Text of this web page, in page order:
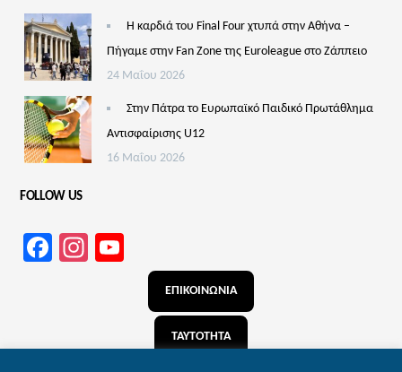
Η καρδιά του Final Four χτυπά στην Αθήνα –
Πήγαμε στην Fan Zone της Euroleague στο Ζάππειο
24 Μαΐου 2026
Στην Πάτρα το Ευρωπαϊκό Παιδικό Πρωτάθλημα
Αντισφαίρισης U12
16 Μαΐου 2026
FOLLOW US
Facebook
Instagram
Channel
ΕΠΙΚΟΙΝΩΝΙΑ
ΤΑΥΤΟΤΗΤΑ